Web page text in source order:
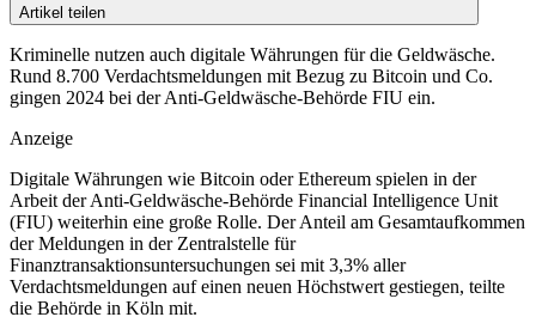
Artikel teilen
Kriminelle nutzen auch digitale Währungen für die Geldwäsche.
Rund 8.700 Verdachtsmeldungen mit Bezug zu Bitcoin und Co.
gingen 2024 bei der Anti-Geldwäsche-Behörde FIU ein.
Anzeige
Digitale Währungen wie Bitcoin oder Ethereum spielen in der
Arbeit der Anti-Geldwäsche-Behörde Financial Intelligence Unit
(FIU) weiterhin eine große Rolle. Der Anteil am Gesamtaufkommen
der Meldungen in der Zentralstelle für
Finanztransaktionsuntersuchungen sei mit 3,3% aller
Verdachtsmeldungen auf einen neuen Höchstwert gestiegen, teilte
die Behörde in Köln mit.